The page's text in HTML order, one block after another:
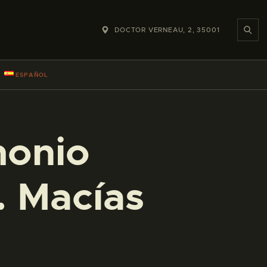
DOCTOR VERNEAU, 2, 35001
ESPAÑOL